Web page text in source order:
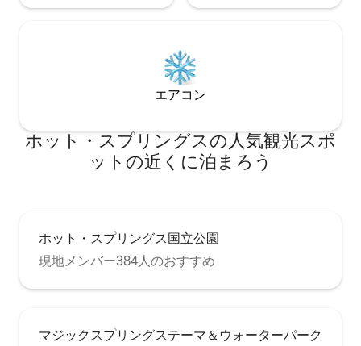
エアコン
ホット・スプリングスの人気観光スポ
ットの近くに泊まろう
ホット・スプリングス国立公園
現地メンバー384人のおすすめ
マジックスプリングステーマ＆ウォーターパーク